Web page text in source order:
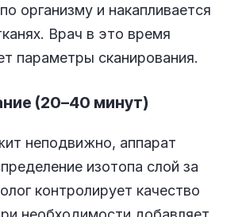
организму и накапливается
Врач в это время
параметры сканирования.
(20–40 минут)
неподвижно, аппарат
изотопа слой за
контролирует качество